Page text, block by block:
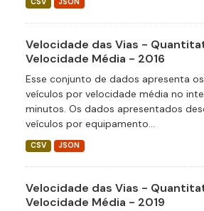
CSV JSON
Velocidade das Vias -
Velocidade Média - 2016
Esse conjunto de dados apresenta
veículos por velocidade média no
minutos. Os dados apresentados
veículos por equipamento...
CSV JSON
Velocidade das Vias -
Velocidade Média - 2019